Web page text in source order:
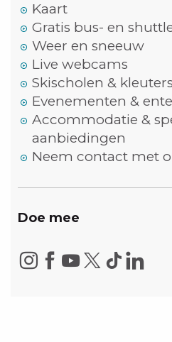
Kaart
Gratis bus- en
Weer en sneeuw
Live webcams
Skischolen &
Evenementen &
Accommodatie &
aanbiedingen
Neem contact met
Doe mee